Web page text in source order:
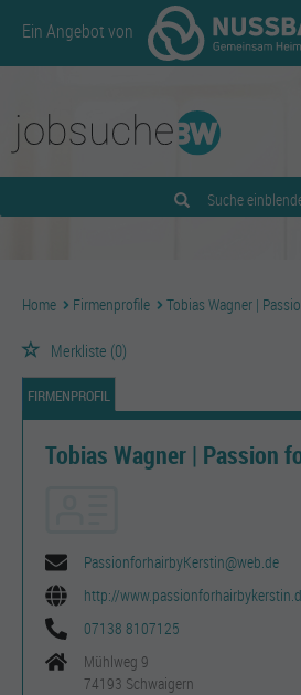
Ein Angebot von
Suche
Home Firmenprofile Tobias Wagner |
Merkliste (0)
FIRMENPROFIL
Tobias Wagner | Passion
PassionforhairbyKerstin@web.de
http://
07138 8107125
Mühlweg 9
74193 Schwaigern